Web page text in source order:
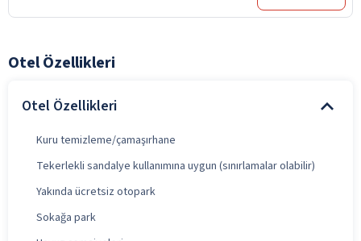
Otel Özellikleri
Otel Özellikleri
Kuru temizleme/çamaşırhane
Tekerlekli sandalye kullanımına uygun (sınırlamalar olabilir)
Yakında ücretsiz otopark
Sokağa park